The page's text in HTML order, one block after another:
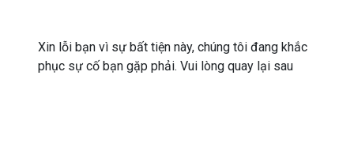
Xin lỗi bạn vì sự bất tiện này, chúng tôi đang khắc
phục sự cố bạn gặp phải. Vui lòng quay lại sau